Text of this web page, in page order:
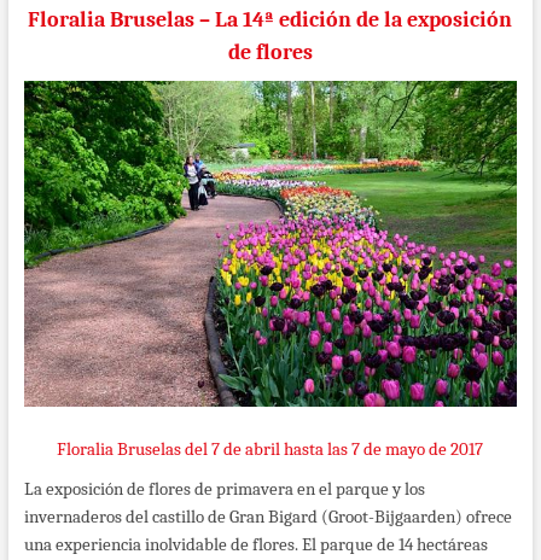
Floralia Bruselas – La 14ª edición de la exposición
de flores
Floralia Bruselas del 7 de abril hasta las 7 de mayo de 2017
La exposición de flores de primavera en el parque y los
invernaderos del castillo de Gran Bigard (Groot-Bijgaarden) ofrece
una experiencia inolvidable de flores. El parque de 14 hectáreas